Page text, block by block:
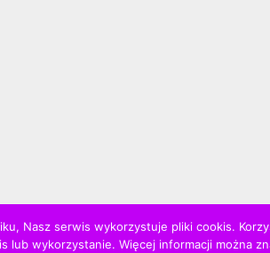
Nasz serwis wykorzystuje pliki cookis.
lub wykorzystanie. Więcej informacji można